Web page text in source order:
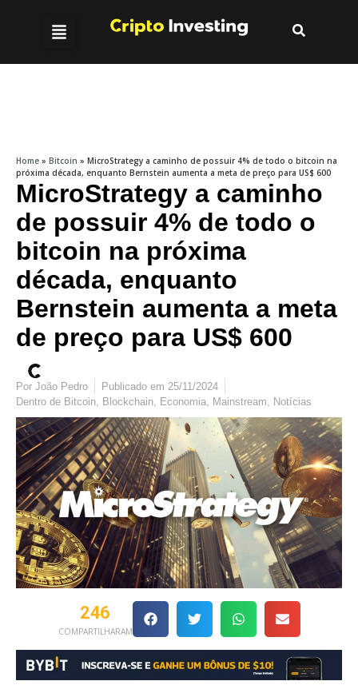
Home » Bitcoin » MicroStrategy a caminho de possuir 4% de todo o bitcoin na
próxima década, enquanto Bernstein aumenta a meta de preço para US$ 600
MicroStrategy a caminho
de possuir 4% de todo o
bitcoin na próxima
década, enquanto
Bernstein aumenta a meta
de preço para US$ 600
Por João Pedro Publicado em 25/11/2024
Dentro de Bitcoin, Blockchain, Economia, Mainstream, Notícias
COMPARTILHARAM
246